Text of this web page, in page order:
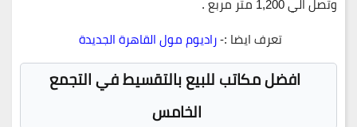
تعرف ايضا :-راديوم مول القاهرة الجديدة
افضل مكاتب للبيع بالتقسيط في التجمع
الخامس